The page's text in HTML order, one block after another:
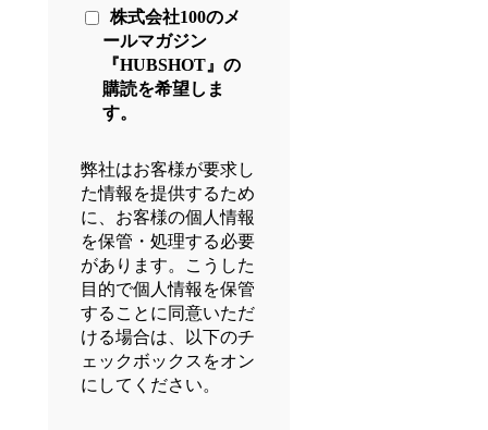
株式会社100のメ
ールマガジン
『HUBSHOT』の
購読を希望しま
す。
弊社はお客様が要求し
た情報を提供するため
に、お客様の個人情報
を保管・処理する必要
があります。こうした
目的で個人情報を保管
することに同意いただ
ける場合は、以下のチ
ェックボックスをオン
にしてください。